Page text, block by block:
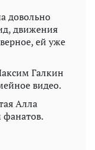
довольно
движения
ей уже
Галкин
видео.
Алла